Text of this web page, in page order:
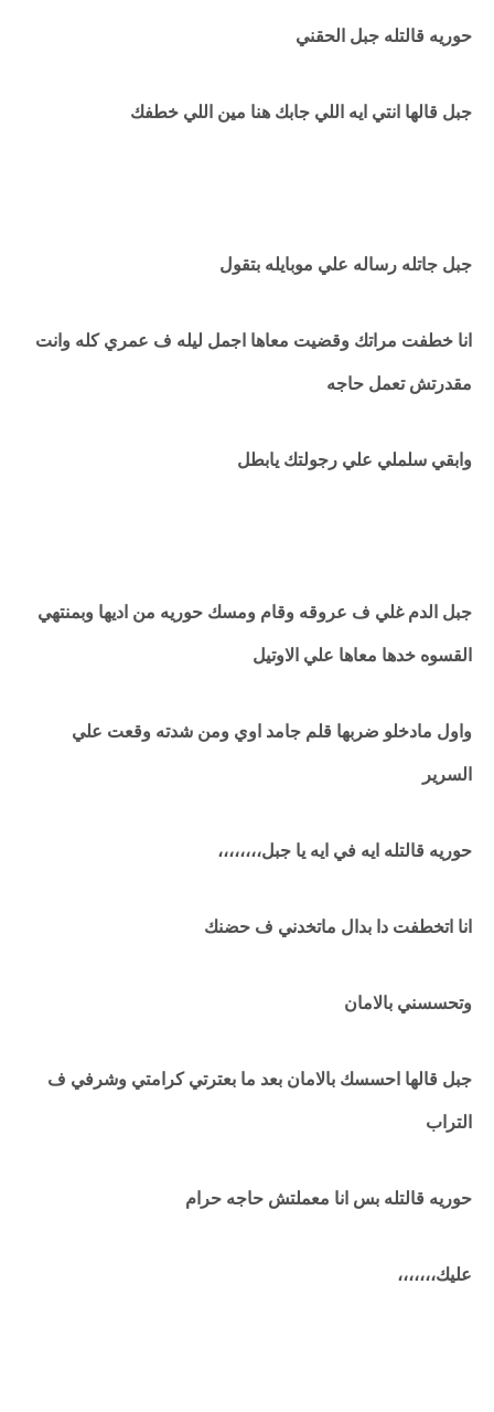
حوريه قالتله جبل الحقني
جبل قالها انتي ايه اللي جابك هنا مين اللي خطفك
جبل جاتله رساله علي موبايله بتقول
انا خطفت مراتك وقضيت معاها اجمل ليله ف عمري كله وانت
مقدرتش تعمل حاجه
وابقي سلملي علي رجولتك يابطل
جبل الدم غلي ف عروقه وقام ومسك حوريه من اديها وبمنتهي
القسوه خدها معاها علي الاوتيل
واول مادخلو ضربها قلم جامد اوي ومن شدته وقعت علي
السرير
حوريه قالتله ايه في ايه يا جبل،،،،،،،،
انا اتخطفت دا بدال ماتخدني ف حضنك
وتحسسني بالامان
جبل قالها احسسك بالامان بعد ما بعترتي كرامتي وشرفي ف
التراب
حوريه قالتله بس انا معملتش حاجه حرام
عليك،،،،،،،